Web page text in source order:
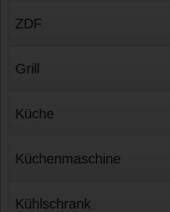
ZDF
Grill
Küche
Küchenmaschine
Kühlschrank